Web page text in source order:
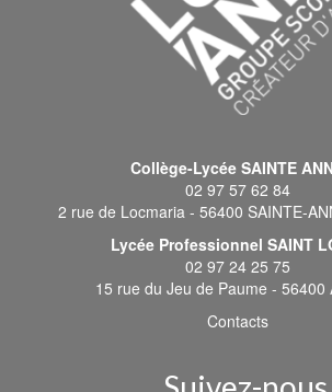
Collège-Lycée SAINTE
02 97 57 62 84
2 rue de Locmaria - 56400 SAINTE-
Lycée Professionnel SAINT
02 97 24 25 75
15 rue du Jeu de Paume - 56400
Contacts